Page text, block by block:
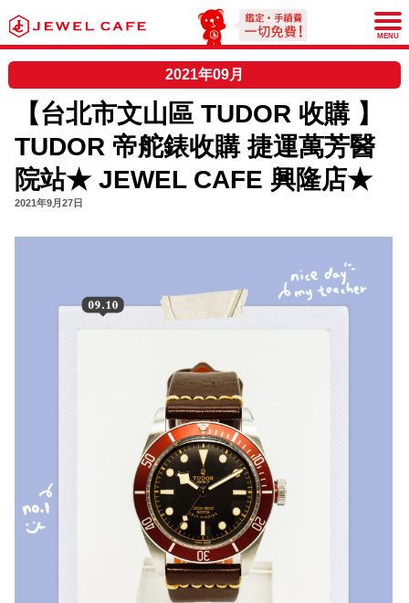
JEWEL CAFE
MENU
2021年09月
【台北市文山區 TUDOR 收購 】
TUDOR 帝舵錶收購 捷運萬芳醫
院站★ JEWEL CAFE 興隆店★
2021年9月27日